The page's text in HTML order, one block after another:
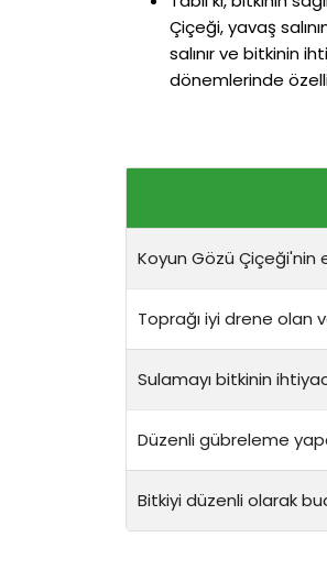
Çiçeği, yavaş
salınır ve bitkinin
dönemlerinde
Koyun Gözü
Toprağı iyi drene olan
Sulamayı bitkinin
Düzenli gübreleme
Bitkiyi düzenli olarak